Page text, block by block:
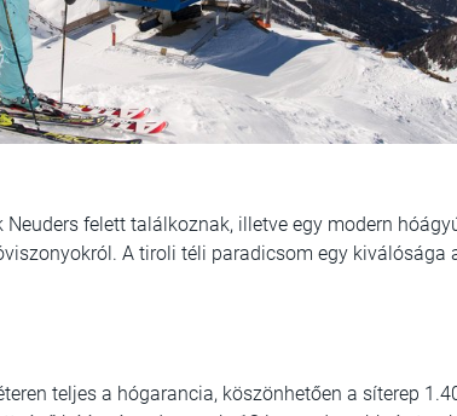
felett találkoznak, illetve egy modern
A tiroli téli paradicsom egy kiválósága
teljes a hógarancia, köszönhetően a síterep